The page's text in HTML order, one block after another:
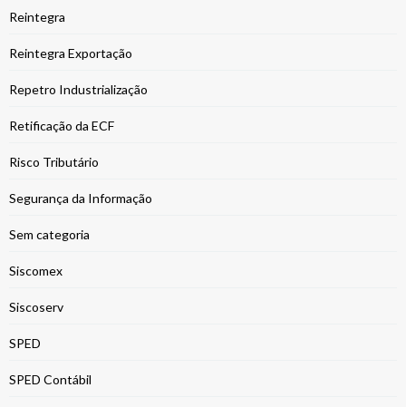
Reintegra
Reintegra Exportação
Repetro Industrialização
Retificação da ECF
Risco Tributário
Segurança da Informação
Sem categoria
Siscomex
Siscoserv
SPED
SPED Contábil